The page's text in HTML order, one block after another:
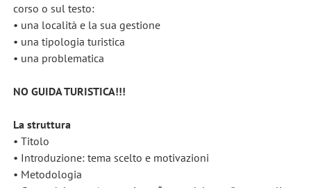
corso o sul testo:
• una località e la sua gestione
• una tipologia turistica
• una problematica
NO GUIDA TURISTICA!!!
La struttura
• Titolo
• Introduzione: tema scelto e motivazioni
• Metodologia